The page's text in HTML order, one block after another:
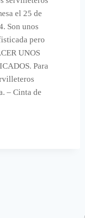
el 25 de
Son unos
pero
UNOS
Para
– Cinta de